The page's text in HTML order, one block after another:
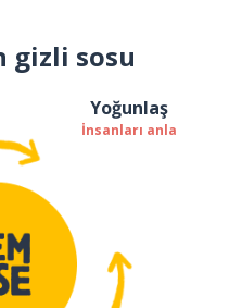
gizli sosu
Yoğunlaş
İnsanları anla